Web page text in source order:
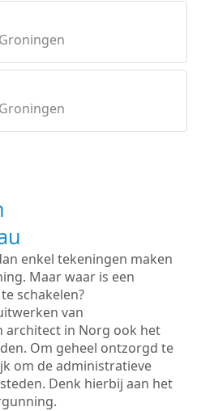
enkel tekeningen maken
Maar waar is een
schakelen?
van
architect in Norg ook het
Om geheel ontzorgd te
om de administratieve
Denk hierbij aan het